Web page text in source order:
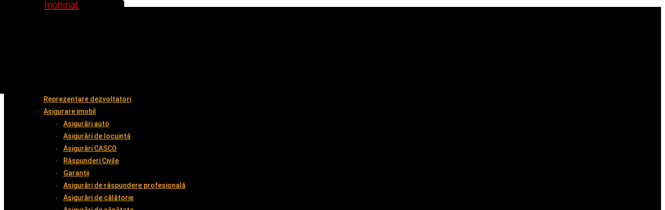
Reprezentare dezvoltatori
Asigurare imobil
Asigurări auto
Asigurări de locuință
Asigurări CASCO
Răspunderi Civile
Garanții
Asigurări de răspundere profesională
Asigurări de călătorie
Vândut
Vândut
Vândut
Vândut
Vândut
Vândut
Inchiriat
Inchiriat